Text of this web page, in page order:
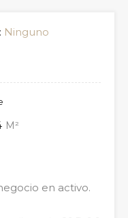
Ninguno
M²
en activo.